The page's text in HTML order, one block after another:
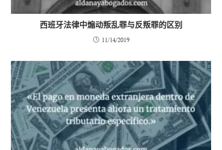
西班牙法律中煽动叛乱罪与反叛罪的区别
11/14/2019